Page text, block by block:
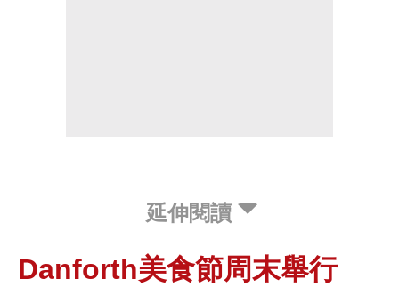
延伸閱讀
Danforth美食節周末舉行